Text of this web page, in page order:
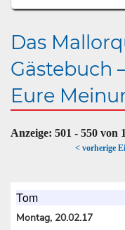
Das
Gästebuch
Eure
Anzeige: 501 - 550 von
< vorherige
Tom
Montag, 20.02.17